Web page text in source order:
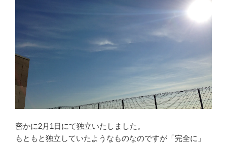
密かに2月1日にて独立いたしました。
もともと独立していたようなものなのですが「完全に」